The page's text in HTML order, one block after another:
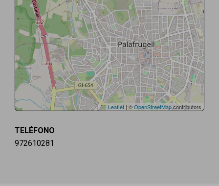
Leaflet| ©OpenStreetMapcontributors
TELÉFONO
972610281